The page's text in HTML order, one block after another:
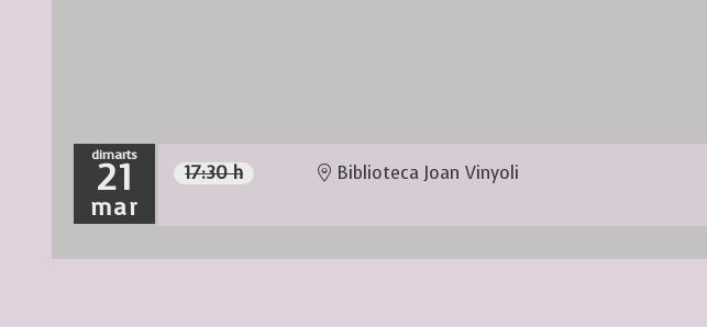
dimarts
21
mar
17:30 h Biblioteca Joan Vinyoli